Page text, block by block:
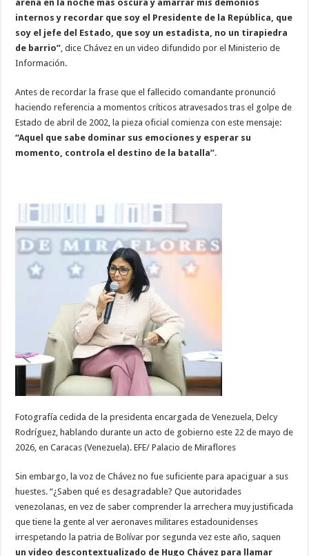
arena en la noche más oscura y amarrar mis demonios
internos y recordar que soy el Presidente de la República, que
soy el jefe del Estado, que soy un estadista, no un tirapiedra
de barrio” , dice Chávez en un video difundido por el Ministerio de
Información.
Antes de recordar la frase que el fallecido comandante pronunció
haciendo referencia a momentos críticos atravesados tras el golpe de
Estado de abril de 2002, la pieza oficial comienza con este mensaje:
“Aquel que sabe dominar sus emociones y esperar su
momento, controla el destino de la batalla”.
Fotografía cedida de la presidenta encargada de Venezuela, Delcy
Rodríguez, hablando durante un acto de gobierno este 22 de mayo de
2026, en Caracas (Venezuela). EFE/ Palacio de Miraflores
Sin embargo, la voz de Chávez no fue suficiente para apaciguar a sus
huestes. “¿Saben qué es desagradable? Que autoridades
venezolanas, en vez de saber comprender la arrechera muy justificada
que tiene la gente al ver aeronaves militares estadounidenses
irrespetando la patria de Bolívar por segunda vez este año, saquen
un video descontextualizado de Hugo Chávez para llamar